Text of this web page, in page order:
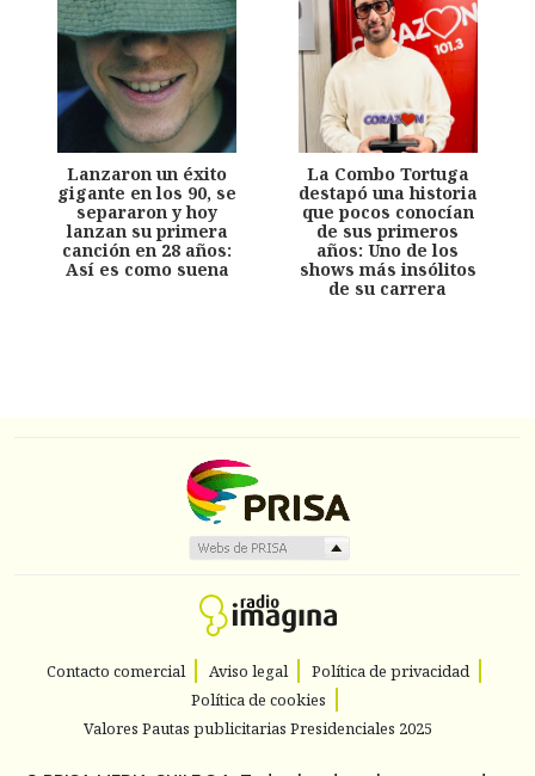
Lanzaron un éxito
gigante en los 90, se
separaron y hoy
lanzan su primera
canción en 28 años:
Así es como suena
La Combo Tortuga
destapó una historia
que pocos conocían
de sus primeros
años: Uno de los
shows más insólitos
de su carrera
Contacto comercial Aviso legal
Política de privacidad
Política de cookies
Valores Pautas publicitarias Presidenciales 2025